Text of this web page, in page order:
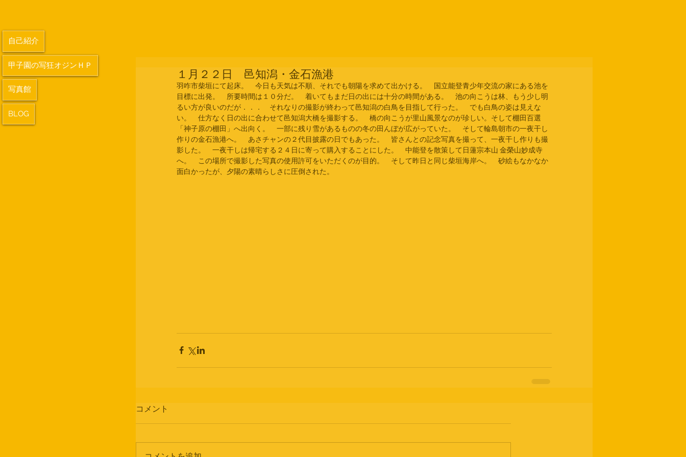
１月２２日 邑知潟・金石漁港
羽咋市柴垣にて起床。　今日も天気は不順、それでも朝陽を求めて出かける。　国立能登青少年交流の家にある池を
目標に出発。　所要時間は１０分だ。　着いてもまだ日の出には十分の時間がある。　池の向こうは林、もう少し明
るい方が良いのだが．．．　それなりの撮影が終わって邑知潟の白鳥を目指して行った。　でも白鳥の姿は見えな
い。　仕方なく日の出に合わせて邑知潟大橋を撮影する。　橋の向こうが里山風景なのが珍しい。そして棚田百選
「神子原の棚田」へ出向く。　一部に残り雪があるものの冬の田んぼが広がっていた。　そして輪島朝市の一夜干し
作りの金石漁港へ。　あさチャンの２代目披露の日でもあった。　皆さんとの記念写真を撮って、一夜干し作りも撮
影した。　一夜干しは帰宅する２４日に寄って購入することにした。　中能登を散策して日蓮宗本山 金榮山妙成寺
へ。　この場所で撮影した写真の使用許可をいただくのが目的。　そして昨日と同じ柴垣海岸へ。　砂絵もなかなか
面白かったが、夕陽の素晴らしさに圧倒された。
コメント
自己紹介
甲子園の写狂オジンＨＰ
写真館
BLOG